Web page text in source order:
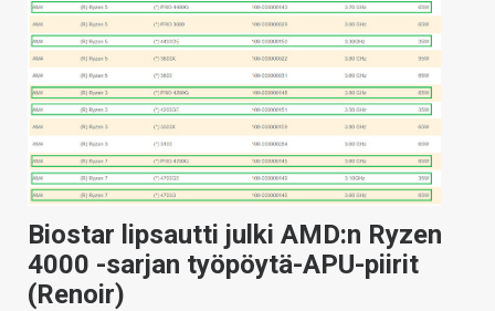
Biostar lipsautti julki AMD:n Ryzen
4000 -sarjan työpöytä-APU-piirit
(Renoir)